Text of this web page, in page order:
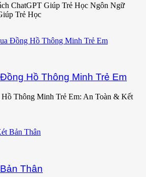
ChatGPT Giúp Trẻ Học Ngôn Ngữ
Trẻ Học
Hồ Thông Minh Trẻ Em
Thông Minh Trẻ Em: An Toàn & Kết
Thân